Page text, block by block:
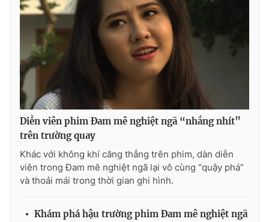
Video Shorts video
VTV Money VTV Thể thao
VTV Sức khoẻ Bất động sản
Thị trường 24h Tấm lòng Việt
VTV4 Vươn mình bằng AI
VTV9 VTV8
Liên hệ tòa soạn English
Diễn viên phim Đam mê nghiệt ngã “nhắng nhít”
trên trường quay
Khác với không khí căng thẳng trên phim, dàn diễn
viên trong Đam mê nghiệt ngã lại vô cùng “quậy phá”
và thoải mái trong thời gian ghi hình.
Khám phá hậu trường phim Đam mê nghiệt ngã